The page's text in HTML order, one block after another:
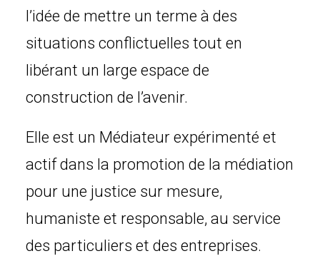
l’idée de mettre un terme à des
situations conflictuelles tout en
libérant un large espace de
construction de l’avenir.
Elle est un Médiateur expérimenté et
actif dans la promotion de la médiation
pour une justice sur mesure,
humaniste et responsable, au service
des particuliers et des entreprises.